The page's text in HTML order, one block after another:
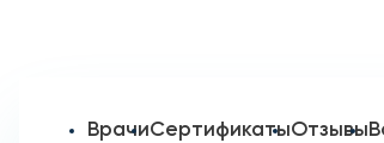
ВрачиСертификатыОтзывы